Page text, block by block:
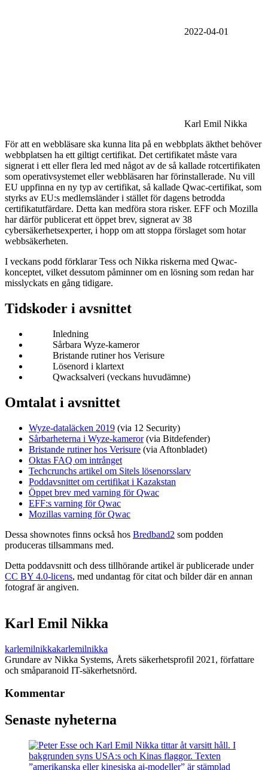
2022-04-01
Karl Emil Nikka
För att en webbläsare ska kunna lita på en webbplats äkthet behöver
webbplatsen ha ett giltigt certifikat. Det certifikatet måste vara
signerat i ett eller flera led med något av de så kallade rotcertifikaten
som operativsystemet eller webbläsaren har förinstallerade. Nu vill
EU uppfinna en ny typ av certifikat, så kallade Qwac-certifikat, som
styrks av EU:s medlemsländer i stället för dagens betrodda
certifikatutfärdare. Detta kan medföra stora risker. EFF och Mozilla
har därför publicerat ett öppet brev, signerat av 38
cybersäkerhetsexperter, i hopp om att stoppa förslaget som hotar
webbsäkerheten.
I veckans podd förklarar Tess och Nikka riskerna med Qwac-
konceptet, vilket dessutom påminner om en lösning som redan har
misslyckats en gång tidigare.
Tidskoder i avsnittet
Inledning
Sårbara Wyze-kameror
Bristande rutiner hos Verisure
Lösenord i klartext
Qwacksalveri (veckans huvudämne)
Omtalat i avsnittet
Wyze-dataläcken 2019 (via 12 Security)
Sårbarheterna i Wyze-kameror(via Bitdefender)
Bristande rutiner hos Verisure (via Aftonbladet)
Oktas FAQ om intrånget
Techcrunchs artikel om Sitels lösenorsslarv
Poddavsnittet om certifikat i Kazakstan
Öppet brev med varning för Qwac
EFF:s varning för Qwac
Mozillas varning för Qwac
Dessa shownotes finns också hos Bredband2 som podden
produceras tillsammans med.
Detta poddavsnitt och dess tillhörande artikel är publicerade under
CC BY 4.0-licens, med undantag för citat och bilder där en annan
fotograf är angiven.
Karl Emil Nikka
karlemilnikkakarlemilnikka
Grundare av Nikka Systems, Årets säkerhetsprofil 2021, författare
och småparanoid IT-säkerhetsnörd.
Kommentar
Senaste nyheterna